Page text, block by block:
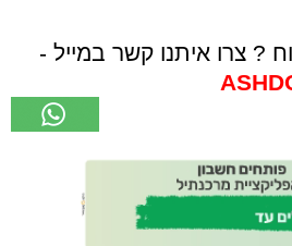
? צרו איתנו קשר במייל -